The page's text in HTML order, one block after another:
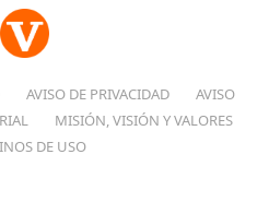
AVISO DE PRIVACIDAD
AVISO
MISIÓN, VISIÓN Y VALORES
DE USO